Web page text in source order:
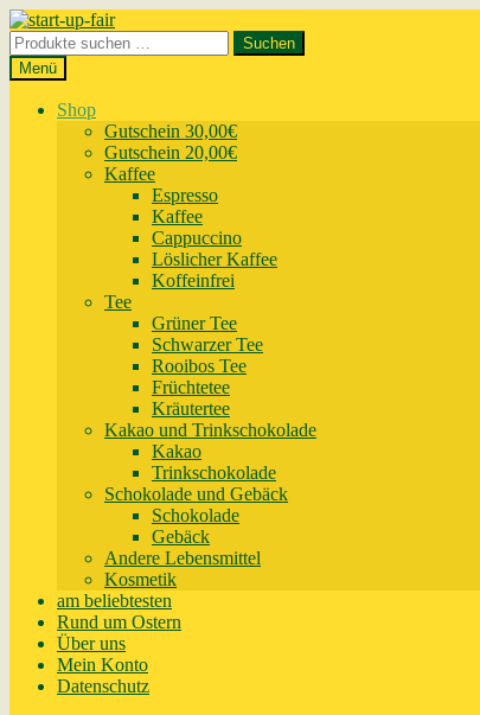
Zur
Navigation
springen
Zum
Inhalt
springen
Suchen
nach:
Suchen
Menü
Shop
Gutschein 30,00€
Gutschein 20,00€
Kaffee
Espresso
Kaffee
Cappuccino
Löslicher Kaffee
Koffeinfrei
Tee
Grüner Tee
Schwarzer Tee
Rooibos Tee
Früchtetee
Kräutertee
Kakao und Trinkschokolade
Kakao
Trinkschokolade
Schokolade und Gebäck
Schokolade
Gebäck
Andere Lebensmittel
Kosmetik
am beliebtesten
Rund um Ostern
Über uns
Mein Konto
Datenschutz